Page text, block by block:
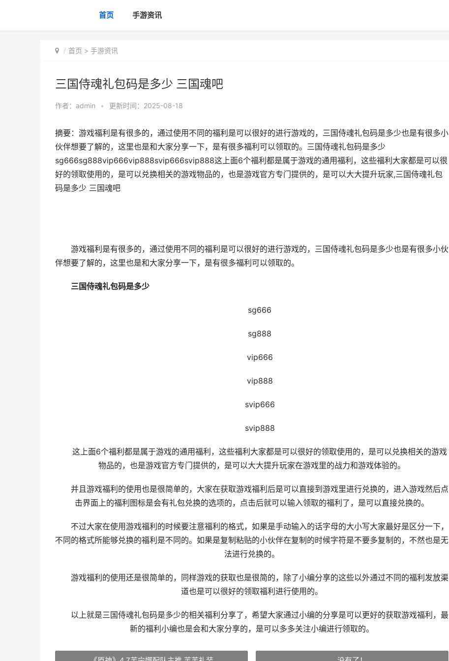
首页 手游资讯
首页 > 手游资讯
三国侍魂礼包码是多少 三国魂吧
作者： admin • 更新时间：2025-08-18
摘要：游戏福利是有很多的，通过使用不同的福利是可以很好的进行游戏的，三国侍魂礼包码是多少也是有很多小
伙伴想要了解的，这里也是和大家分享一下，是有很多福利可以领取的。三国侍魂礼包码是多少
sg666sg888vip666vip888svip666svip888这上面6个福利都是属于游戏的通用福利，这些福利大家都是可以很
好的领取使用的，是可以兑换相关的游戏物品的，也是游戏官方专门提供的，是可以大大提升玩家,三国侍魂礼包
码是多少 三国魂吧
游戏福利是有很多的，通过使用不同的福利是可以很好的进行游戏的，三国侍魂礼包码是多少也是有很多小伙
伴想要了解的，这里也是和大家分享一下，是有很多福利可以领取的。
三国侍魂礼包码是多少
sg666
sg888
vip666
vip888
svip666
svip888
这上面6个福利都是属于游戏的通用福利，这些福利大家都是可以很好的领取使用的，是可以兑换相关的游戏
物品的，也是游戏官方专门提供的，是可以大大提升玩家在游戏里的战力和游戏体验的。
并且游戏福利的使用也是很简单的，大家在获取游戏福利后是可以直接到游戏里进行兑换的，进入游戏然后点
击界面上的福利图标是会有礼包兑换的选项的，点击后就可以输入领取的福利了，是可以直接兑换的。
不过大家在使用游戏福利的时候要注意福利的格式，如果是手动输入的话字母的大小写大家最好是区分一下，
不同的格式所能够兑换的福利是不同的。如果是复制粘贴的小伙伴在复制的时候字符是不要多复制的，不然也是无
法进行兑换的。
游戏福利的使用还是很简单的，同样游戏的获取也是很简的，除了小编分享的这些以外通过不同的福利发放渠
道也是可以很好的领取福利进行使用的。
以上就是三国侍魂礼包码是多少的相关福利分享了，希望大家通过小编的分享是可以更好的获取游戏福利，最
新的福利小编也是会和大家分享的，是可以多多关注小编进行领取的。